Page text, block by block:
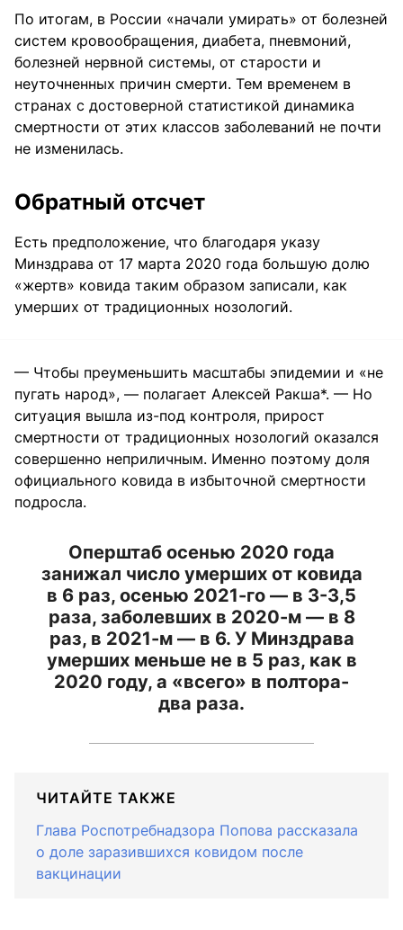
По итогам, в России «начали умирать» от болезней
систем кровообращения, диабета, пневмоний,
болезней нервной системы, от старости и
неуточненных причин смерти. Тем временем в
странах с достоверной статистикой динамика
смертности от этих классов заболеваний не почти
не изменилась.
Обратный отсчет
Есть предположение, что благодаря указу
Минздрава от 17 марта 2020 года большую долю
«жертв» ковида таким образом записали, как
умерших от традиционных нозологий.
— Чтобы преуменьшить масштабы эпидемии и «не
пугать народ», — полагает Алексей Ракша*. — Но
ситуация вышла из-под контроля, прирост
смертности от традиционных нозологий оказался
совершенно неприличным. Именно поэтому доля
официального ковида в избыточной смертности
подросла.
Оперштаб осенью 2020 года
занижал число умерших от ковида
в 6 раз, осенью 2021-го — в 3-3,5
раза, заболевших в 2020-м — в 8
раз, в 2021-м — в 6. У Минздрава
умерших меньше не в 5 раз, как в
2020 году, а «всего» в полтора-
два раза.
ЧИТАЙТЕ ТАКЖЕ
Глава Роспотребнадзора Попова рассказала
о доле заразившихся ковидом после
вакцинации